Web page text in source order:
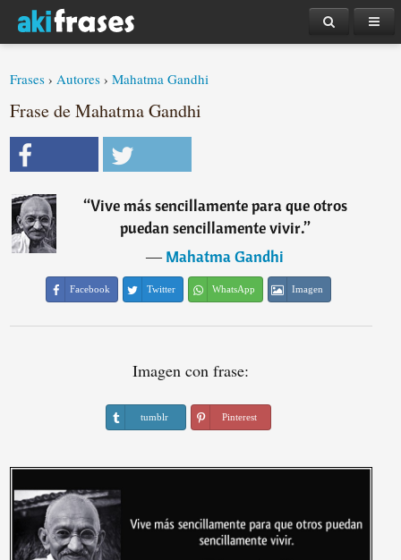
Frases ›Autores ›Mahatma Gandhi
Frase de Mahatma Gandhi
“Vive más sencillamente para que otros
puedan sencillamente vivir.”
―Mahatma Gandhi
Facebook Twitter WhatsApp Imagen
Imagen con frase:
tumblr Pinterest